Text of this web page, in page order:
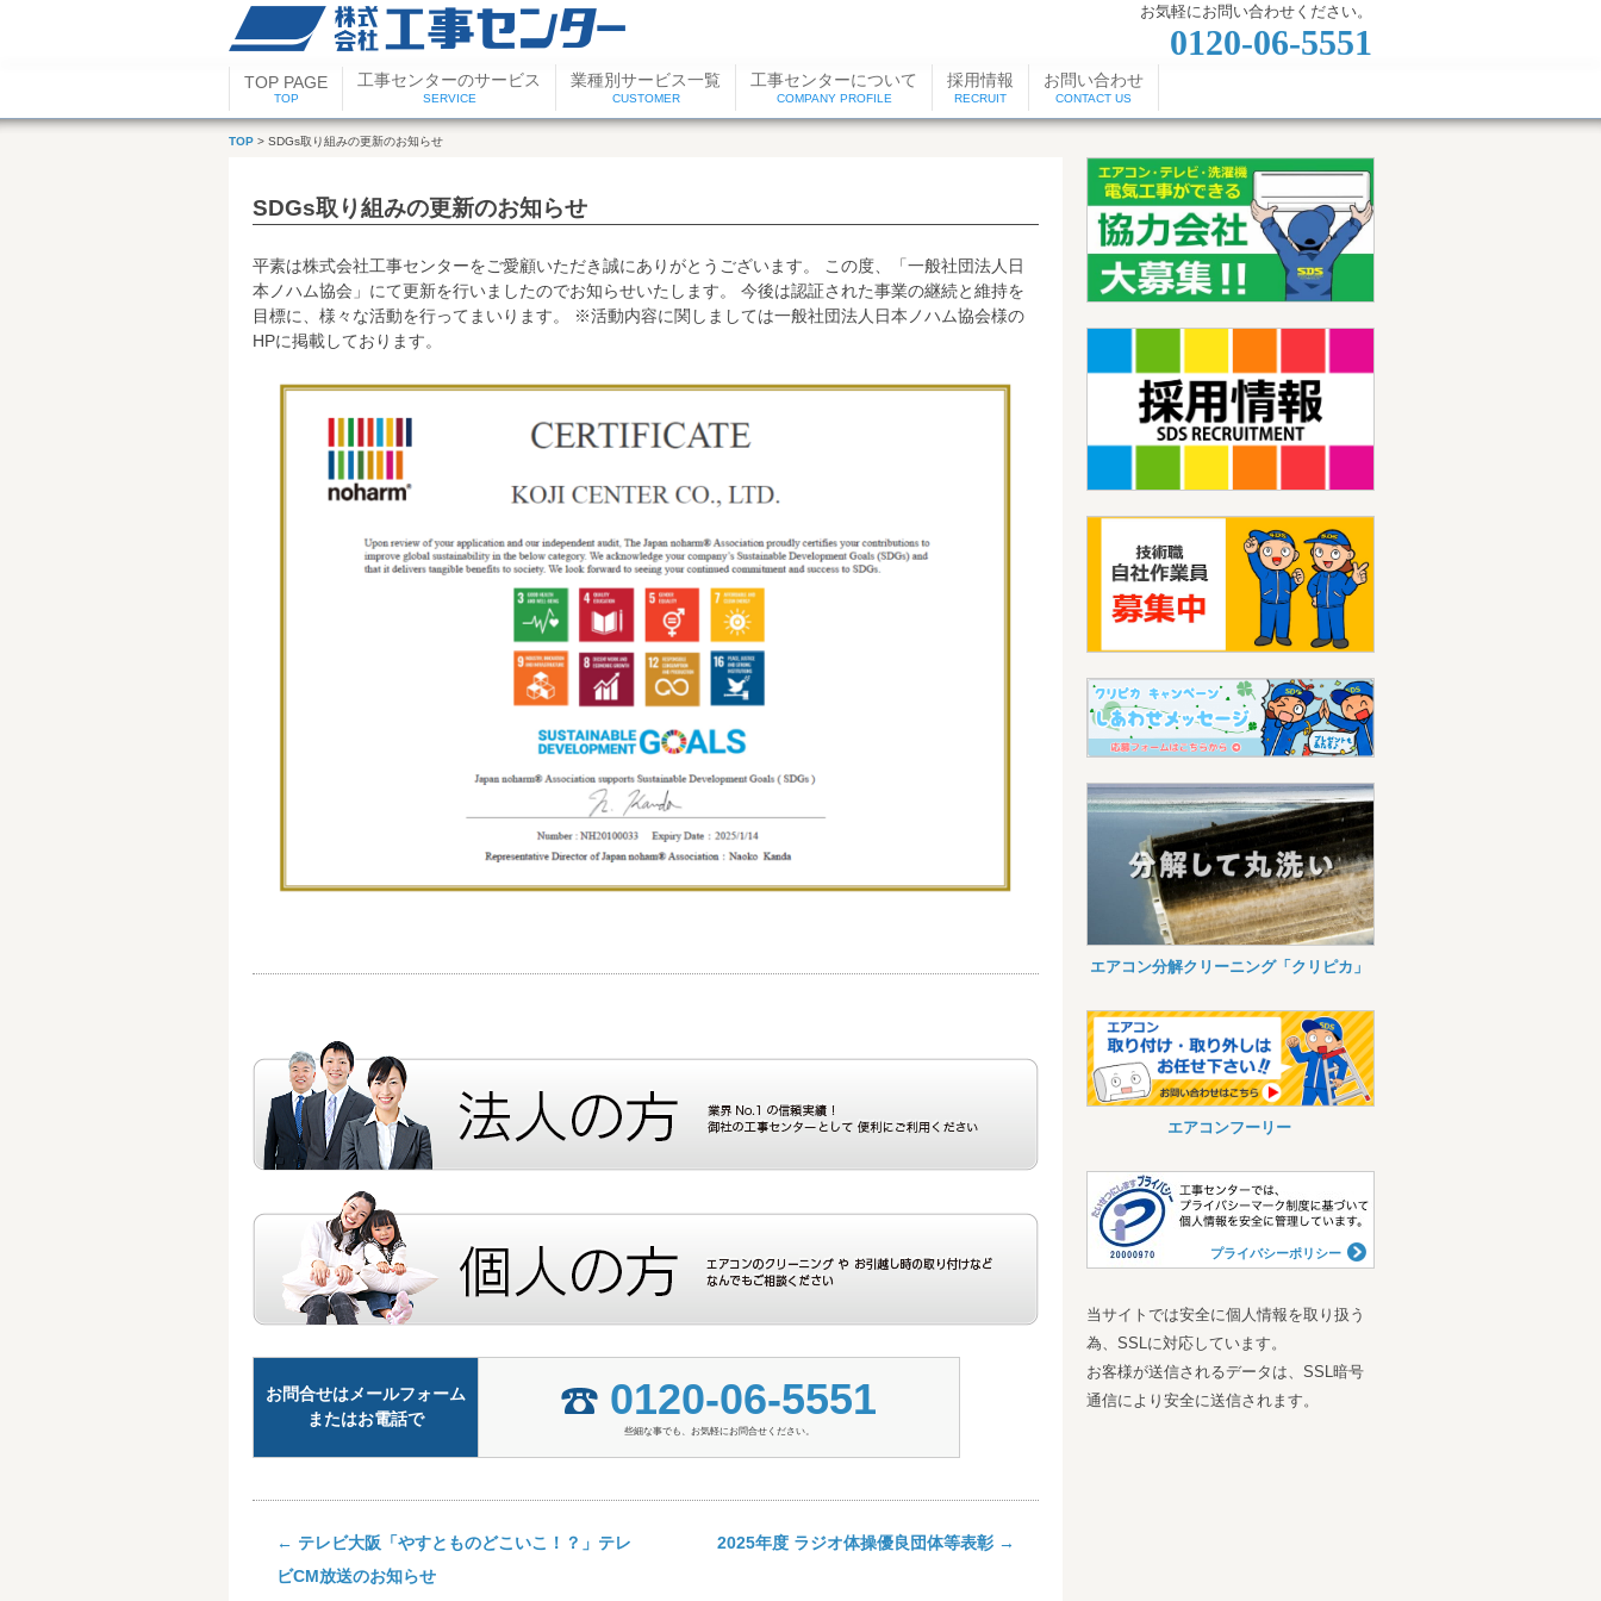
お気軽にお問い合わせください。
0120-06-5551
TOP PAGE
TOP
工事センターのサービス
SERVICE
業種別サービス一覧
CUSTOMER
工事センターについて
COMPANY PROFILE
採用情報
RECRUIT
お問い合わせ
CONTACT US
TOP > SDGs取り組みの更新のお知らせ
SDGs取り組みの更新のお知らせ
平素は株式会社工事センターをご愛顧いただき誠にありがとうございます。 この度、「一般社団法人日
本ノハム協会」にて更新を行いましたのでお知らせいたします。 今後は認証された事業の継続と維持を
目標に、様々な活動を行ってまいります。 ※活動内容に関しましては一般社団法人日本ノハム協会様の
HPに掲載しております。
お問合せはメールフォーム
またはお電話で
0120-06-5551
些細な事でも、お気軽にお問合せください。
Post navigation
← テレビ大阪「やすとものどこいこ！？」テレ
ビCM放送のお知らせ
2025年度 ラジオ体操優良団体等表彰 →
エアコン分解クリーニング「クリピカ」
エアコンフーリー
プライバシーポリシー
当サイトでは安全に個人情報を取り扱う
為、SSLに対応しています。
お客様が送信されるデータは、SSL暗号
通信により安全に送信されます。